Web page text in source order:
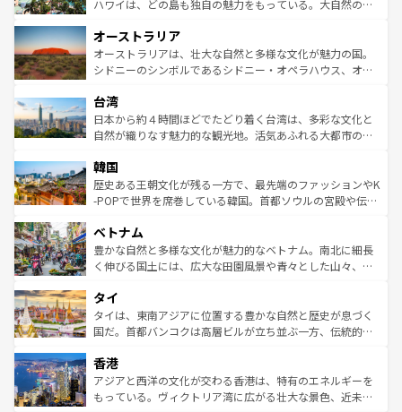
西部には大自然が広がり、グランドキャニオンやイエロー
部のニューオーリンズでは、音楽と美食が融合した独特の
文化が魅力。旅行者はアメリカの各地域で異なる魅力を楽
しみながら、その多様性と豊かな歴史を感じることができ
ならではの贅沢な旅のスタイルだ。 なお、新着のアメリカ
情報はコンテンツ一覧を参照してほしい。
ハワイは、どの島も独自の魅力をもっている。大自然の神
ワイ島は見逃せない。また、定番の観光地といえばオアフ
島だが、静かな自然を求めるならマウイ島やカウアイ島が
おすすめ。エメラルドグリーンに輝く海をはじめ、豊かな
れるおもてなしの心で訪れる人々を迎えてくれるハワイの
人々、おいしいローカルフードやハワイアンミュージッ
ク、伝統的なフラダンスなど、すべてがハワイの魅力を彩
ワイを、存分に味わってほしい。 なお、新着のハワイ情報
はコンテンツ一覧を参照してほしい。
オーストラリア
オーストラリアは、壮大な自然と多様な文化が魅力の国。
シドニーのシンボルであるシドニー・オペラハウス、オー
リアリーフや大陸中央部にそびえるウルル（エアーズロッ
ク）、タスマニアの美しい原生林やケアンズの熱帯雨林な
ど、見どころがたくさん。また、カフェやワイン、オージ
いる。アクティビティも充実しており、サーフィンやダイ
ビング、ハイキングなど、アウトドア好きにはたまらな
い。オーストラリアの多彩な魅力を存分に味わいつくそ
参照してほしい。
台湾
日本から約４時間ほどでたどり着く台湾は、多彩な文化と
自然が織りなす魅力的な観光地。活気あふれる大都市の台
ン）、静ひつな山岳地帯である台湾東部など、都市の喧騒
と山間の静けさが共存しており、訪れる人に新しい発見と
驚きをもたらしてくれる。また、奥深い台湾の食文化も魅
容にもいいと評判のスイーツなど、バラエティ豊かな料理
が味わえる。 なお、新着の台湾情報は コンテンツ一覧を参
照してほしい。
韓国
歴史ある王朝文化が残る一方で、最先端のファッションやK
-POPで世界を席巻している韓国。首都ソウルの宮殿や伝統
き、地方に足を延ばせば四季折々の自然美を楽しむことが
できる。そして、キムチや焼肉、絶品のストリートフード
まで、さまざまな韓国料理が待っている。夜には、韓国な
リティに包まれながら、韓国の多彩な魅力を心ゆくまで味
わってみてほしい。 なお、新着の韓国情報はコンテンツ一
覧を参照してほしい。
ベトナム
豊かな自然と多様な文化が魅力的なベトナム。南北に細長
く伸びる国土には、広大な田園風景や青々とした山々、世
急速な発展と共に伝統が息づく。ハノイの古い町並みやホ
ーチミン市のフランス統治時代の建物も、独特の雰囲気を
醸し出している。また、バラエティの豊かさとおいしさで
とつ。フォーやバインミー、ベトナムコーヒーなどは、ぜ
ひ現地で味わいたい。どの地域を訪れてもあたたかい人々
が旅行者を迎えてくれるので、きっと忘れられない旅にな
タイ
タイは、東南アジアに位置する豊かな自然と歴史が息づく
国だ。首都バンコクは高層ビルが立ち並ぶ一方、伝統的な
の活気が交差している。北部ではチェンマイなどの山岳地
帯で自然と触れ合い、南部ではプーケットやクラビの美し
いビーチでリゾート気分を楽しむことができる。タイ料理
香港
アジアと西洋の文化が交わる香港は、特有のエネルギーを
もっている。ヴィクトリア湾に広がる壮大な景色、近未来